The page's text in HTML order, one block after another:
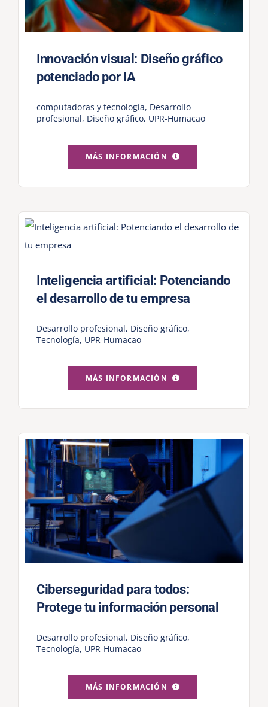
Innovación visual: Diseño gráfico
potenciado por IA
computadoras y tecnología, Desarrollo
profesional, Diseño gráfico, UPR-Humacao
MÁS INFORMACIÓN
Inteligencia artificial: Potenciando
el desarrollo de tu empresa
Desarrollo profesional, Diseño gráfico,
Tecnología, UPR-Humacao
MÁS INFORMACIÓN
Ciberseguridad para todos:
Protege tu información personal
Desarrollo profesional, Diseño gráfico,
Tecnología, UPR-Humacao
MÁS INFORMACIÓN